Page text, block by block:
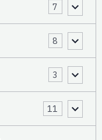
7
8
3
11